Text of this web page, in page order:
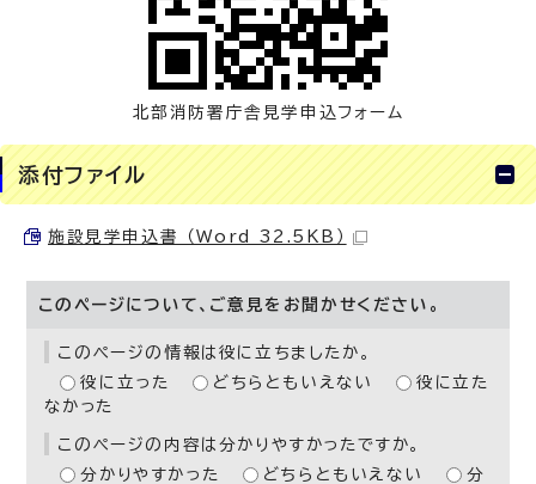
北部消防署庁舎見学申込フォーム
添付ファイル
施設見学申込書 （Word 32.5KB）
このページについて、ご意見をお聞かせください。
このページの情報は役に立ちましたか。
役に立った
どちらともいえない
役に立た
なかった
このページの内容は分かりやすかったですか。
分かりやすかった
どちらともいえない 分